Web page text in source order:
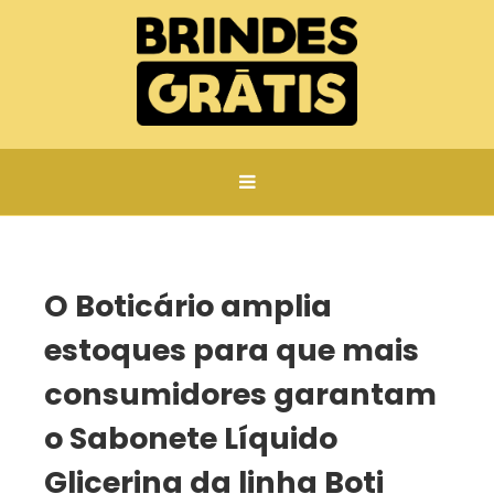
O Boticário amplia
estoques para que mais
consumidores garantam
o Sabonete Líquido
Glicerina da linha Boti